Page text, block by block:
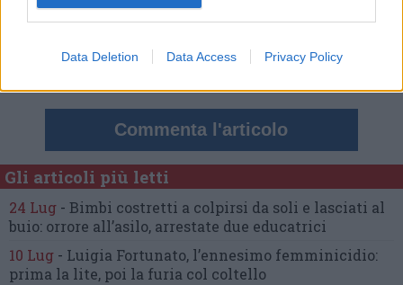
Data Deletion Data Access Privacy Policy
Nessun commento presente
Commenta
Commenta l'articolo
Gli articoli più letti
24 Lug - Bimbi costretti a colpirsi da soli e lasciati al
buio: orrore all’asilo, arrestate due educatrici
10 Lug - Luigia Fortunato, l’ennesimo femminicidio:
prima la lite, poi la furia col coltello